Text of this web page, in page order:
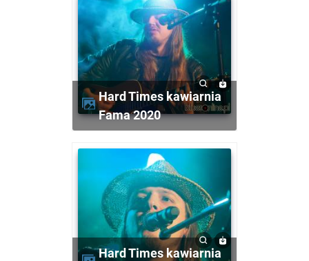
Hard Times kawiarnia
Fama 2020
Hard Times kawiarnia